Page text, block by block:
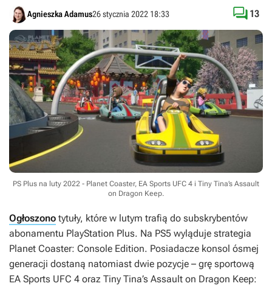
Agnieszka Adamus26 stycznia 2022 18:33  13
PS Plus na luty 2022 - Planet Coaster, EA Sports UFC 4 i Tiny Tina’s Assault
on Dragon Keep.
Ogłoszono tytuły, które w lutym trafią do subskrybentów
abonamentu PlayStation Plus. Na PS5 wyląduje strategia
Planet Coaster: Console Edition. Posiadacze konsol ósmej
generacji dostaną natomiast dwie pozycje – grę sportową
EA Sports UFC 4 oraz Tiny Tina’s Assault on Dragon Keep: